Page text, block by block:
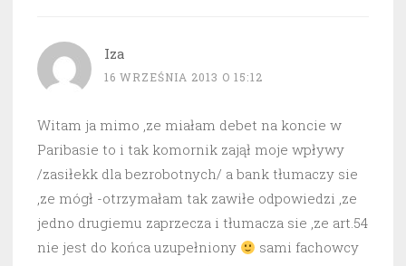
Iza
16 WRZEŚNIA 2013 O 15:12
Witam ja mimo ,ze miałam debet na koncie w
Paribasie to i tak komornik zajął moje wpływy
/zasiłekk dla bezrobotnych/ a bank tłumaczy sie
,ze mógł -otrzymałam tak zawiłe odpowiedzi ,ze
jedno drugiemu zaprzecza i tłumacza sie ,ze art.54
nie jest do końca uzupełniony
sami fachowcy